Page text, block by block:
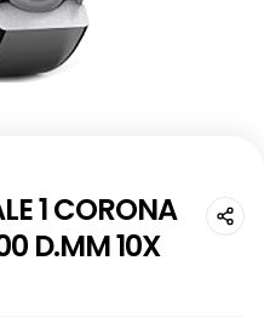
1 CORONA
D.MM 10X